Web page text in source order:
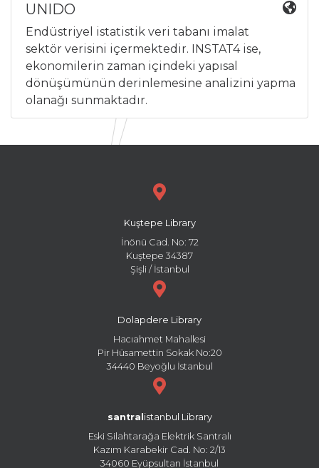
UNIDO
Endüstriyel istatistik veri tabanı imalat
sektör verisini içermektedir. INSTAT4 ise,
ekonomilerin zaman içindeki yapısal
dönüşümünün derinlemesine analizini yapma
olanağı sunmaktadır.
Kuştepe Library
İnönü Cad. No: 72
Kuştepe 34387
Şişli / İstanbul
Dolapdere Library
Hacıahmet Mahallesi
Pir Hüsamettin Sokak No:20
34440 Beyoğlu İstanbul
santral istanbul Library
Eski Silahtarağa Elektrik Santralı
Kazım Karabekir Cad. No: 2/13
34060 Eyüpsultan İstanbul